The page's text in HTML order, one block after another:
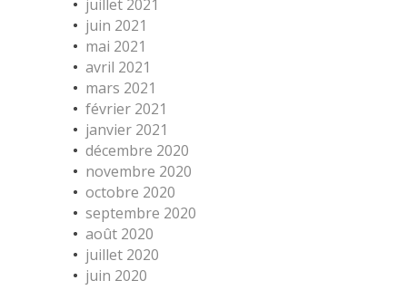
juillet 2021
juin 2021
mai 2021
avril 2021
mars 2021
février 2021
janvier 2021
décembre 2020
novembre 2020
octobre 2020
septembre 2020
août 2020
juillet 2020
juin 2020